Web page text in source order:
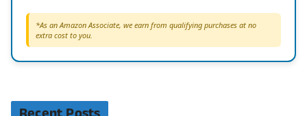
*As an Amazon Associate, we earn from qualifying purchases at no
extra cost to you.